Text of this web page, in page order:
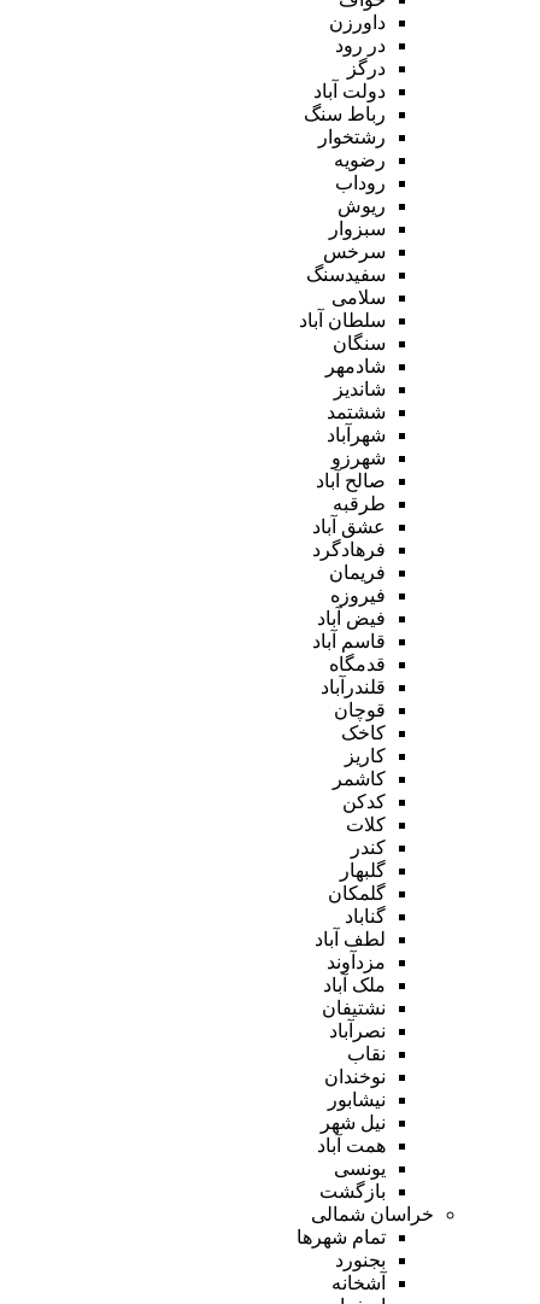
داورزن
در رود
درگز
دولت آباد
رباط سنگ
رشتخوار
رضویه
روداب
ریوش
سبزوار
سرخس
سفیدسنگ
سلامی
سلطان آباد
سنگان
شادمهر
شاندیز
ششتمد
شهرآباد
شهرزو
صالح آباد
طرقبه
عشق آباد
فرهادگرد
فریمان
فیروزه
فیض آباد
قاسم آباد
قدمگاه
قلندرآباد
قوچان
کاخک
کاریز
کاشمر
کدکن
کلات
کندر
گلبهار
گلمکان
گناباد
لطف آباد
مزدآوند
ملک آباد
نشتیفان
نصرآباد
نقاب
نوخندان
نیشابور
نیل شهر
همت آباد
یونسی
بازگشت
خراسان شمالی
تمام شهر‌ها
بجنورد
آشخانه